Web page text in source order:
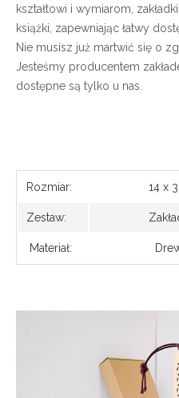
kształtowi i wymiarom,
książki, zapewniając łatwy
Nie musisz już martwić się o
Jesteśmy producentem
dostępne są tylko u nas.
Rozmiar: 14 x 3
Zestaw: Zakładka
Materiał: